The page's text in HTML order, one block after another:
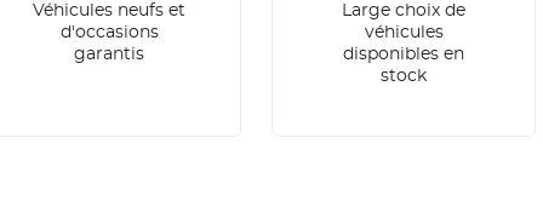
Véhicules neufs et
d'occasions
garantis
Large choix de
véhicules
disponibles en
stock